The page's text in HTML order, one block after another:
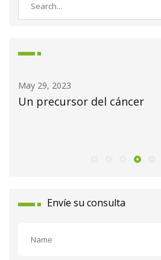
del cáncer
Envíe su consulta